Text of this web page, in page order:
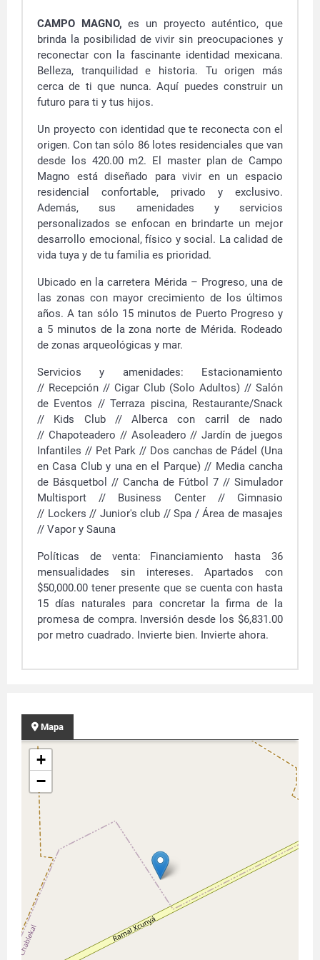
CAMPO MAGNO,es un proyecto auténtico, que
brinda la posibilidad de vivir sin preocupaciones y
reconectar con la fascinante identidad mexicana.
Belleza, tranquilidad e historia. Tu origen más
cerca de ti que nunca. Aquí puedes construir un
futuro para ti y tus hijos.
Un proyecto con identidad que te reconecta con el
origen. Con tan sólo 86 lotes residenciales que van
desde los 420.00 m2. El master plan de Campo
Magno está diseñado para vivir en un espacio
residencial confortable, privado y exclusivo.
Además, sus amenidades y servicios
personalizados se enfocan en brindarte un mejor
desarrollo emocional, físico y social. La calidad de
vida tuya y de tu familia es prioridad.
Ubicado en la carretera Mérida – Progreso, una de
las zonas con mayor crecimiento de los últimos
años. A tan sólo 15 minutos de Puerto Progreso y
a 5 minutos de la zona norte de Mérida. Rodeado
de zonas arqueológicas y mar.
Servicios y amenidades: Estacionamiento
// Recepción // Cigar Club (Solo Adultos) // Salón
de Eventos //Terraza piscina, Restaurante/Snack
// Kids Club // Alberca con carril de nado
// Chapoteadero // Asoleadero //Jardín de juegos
Infantiles // Pet Park // Dos canchas de Pádel (Una
en Casa Club y una en el Parque) // Media cancha
de Básquetbol // Cancha de Fútbol 7 // Simulador
Multisport // Business Center // Gimnasio
// Lockers // Junior's club // Spa / Área de masajes
// Vapor y Sauna
Políticas de venta:
Financiamiento hasta 36
mensualidades sin intereses.Apartados con
$50,000.00 tener presente que se cuenta con hasta
15 días naturales para concretar la firma de la
promesa de compra. Inversión desde los $6,831.00
por metro cuadrado. Invierte bien. Invierte ahora.
Mapa
+
−